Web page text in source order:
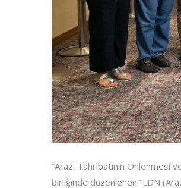
“Arazi Tahribatının Önlenmesi
birliğinde düzenlenen “LDN